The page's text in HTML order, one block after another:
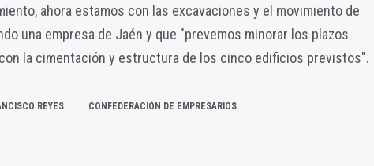
ahora estamos con las excavaciones y el movimiento de
una empresa de Jaén y que "prevemos minorar los plazos
la cimentación y estructura de los cinco edificios previstos".
REYES CONFEDERACIÓN DE EMPRESARIOS